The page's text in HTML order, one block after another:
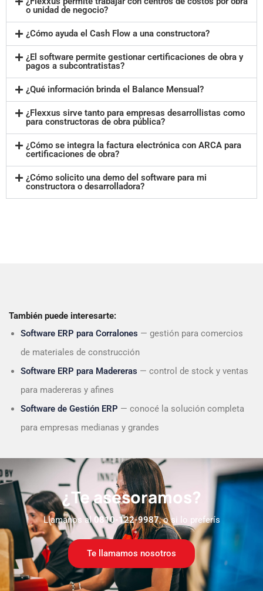
o unidad de negocio?
¿Cómo ayuda el Cash Flow a una constructora?
¿El software permite gestionar certificaciones de obra y
pagos a subcontratistas?
¿Qué información brinda el Balance Mensual?
¿Flexxus sirve tanto para empresas desarrollistas como
para constructoras de obra pública?
¿Cómo se integra la factura electrónica con ARCA para
certificaciones de obra?
¿Cómo solicito una demo del software para mi
constructora o desarrolladora?
También puede interesarte:
Software ERP para Corralones — gestión para comercios
de materiales de construcción
Software ERP para Madereras — control de stock y ventas
para madereras y afines
Software de Gestión ERP — conocé la solución completa
para empresas medianas y grandes
¿Te asesoramos?
Llamanos al 0810-122-9987, o si lo preferís
Te llamamos nosotros